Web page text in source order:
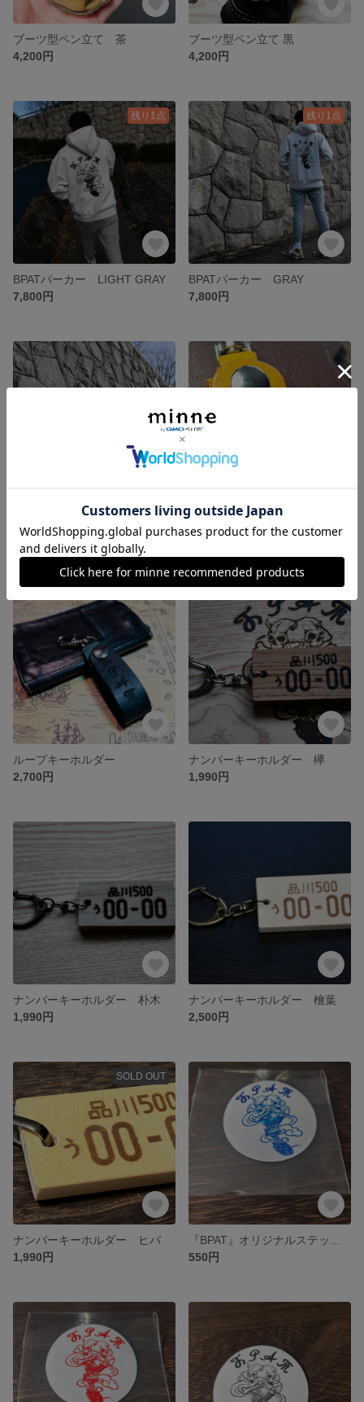
ブーツ型ペン立て 茶
4,200円
ブーツ型ペン立て 黒
4,200円
残り1点
BPATパーカー LIGHT GRAY
7,800円
残り1点
BPATパーカー GRAY
7,800円
BPATパーカー BLACK
7,800円
ループキーホルダー オレンジ
2,700円
ループキーホルダー
2,700円
ナンバーキーホルダー 欅
1,990円
ナンバーキーホルダー 朴木
1,990円
ナンバーキーホルダー 檜葉
2,500円
SOLD OUT
ナンバーキーホルダー ヒバ
1,990円
550円